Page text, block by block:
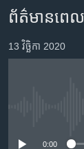
ទំព័រ​
ព័ត៌មាន​​
តែ​
ម្តង
ហេឡូវីអូអេ
កម្ពុជាច្នៃប្រតិដ្ឋ
កម្មវិធីទាំងអស់
ព័ត៌មានពេ
13 វិច្ឆិកា 2020
0:00